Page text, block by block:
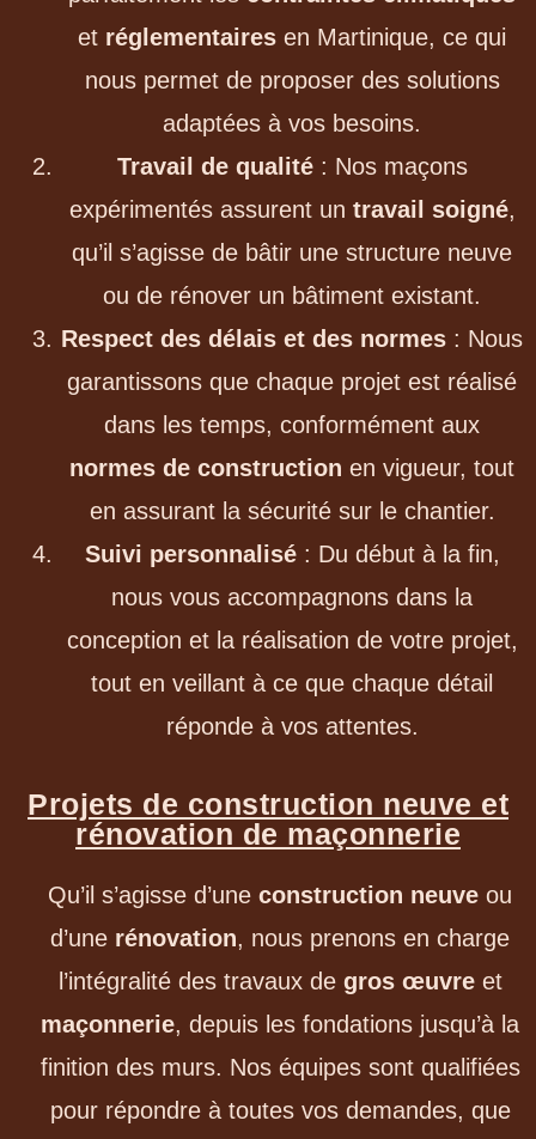
et réglementaires en Martinique, ce qui
nous permet de proposer des solutions
adaptées à vos besoins.
Travail de qualité: Nos maçons
expérimentés assurent un travail soigné,
qu’il s’agisse de bâtir une structure neuve
ou de rénover un bâtiment existant.
Respect des délais et des normes : Nous
garantissons que chaque projet est réalisé
dans les temps, conformément aux
normes de construction en vigueur, tout
en assurant la sécurité sur le chantier.
Suivi personnalisé: Du début à la fin,
nous vous accompagnons dans la
conception et la réalisation de votre projet,
tout en veillant à ce que chaque détail
réponde à vos attentes.
Projets de construction neuve et
rénovation de maçonnerie
Qu’il s’agisse d’une construction neuve ou
d’une rénovation, nous prenons en charge
l’intégralité des travaux de gros œuvreet
maçonnerie, depuis les fondations jusqu’à la
finition des murs. Nos équipes sont qualifiées
pour répondre à toutes vos demandes, que